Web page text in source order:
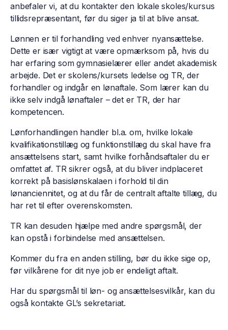
anbefaler vi, at du kontakter den lokale skoles/kursus
tillidsrepræsentant, før du siger ja til at blive ansat.
Lønnen er til forhandling ved enhver nyansættelse.
Dette er især vigtigt at være opmærksom på, hvis du
har erfaring som gymnasielærer eller andet akademisk
arbejde. Det er skolens/kursets ledelse og TR, der
forhandler og indgår en lønaftale. Som lærer kan du
ikke selv indgå lønaftaler – det er TR, der har
kompetencen.
Lønforhandlingen handler bl.a. om, hvilke lokale
kvalifikationstillæg og funktionstillæg du skal have fra
ansættelsens start, samt hvilke forhåndsaftaler du er
omfattet af. TR sikrer også, at du bliver indplaceret
korrekt på basislønskalaen i forhold til din
lønanciennitet, og at du får de centralt aftalte tillæg, du
har ret til efter overenskomsten.
TR kan desuden hjælpe med andre spørgsmål, der
kan opstå i forbindelse med ansættelsen.
Kommer du fra en anden stilling, bør du ikke sige op,
før vilkårene for dit nye job er endeligt aftalt.
Har du spørgsmål til løn- og ansættelsesvilkår, kan du
også kontakte GL’s sekretariat.